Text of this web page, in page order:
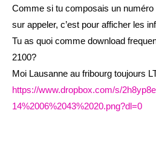
Comme si tu composais un numéro
sur appeler, c’est pour afficher les
Tu as quoi comme download
2100?
Moi Lausanne au fribourg toujours
https://www.dropbox.com/s/
14%2006%2043%2020.png?dl=0